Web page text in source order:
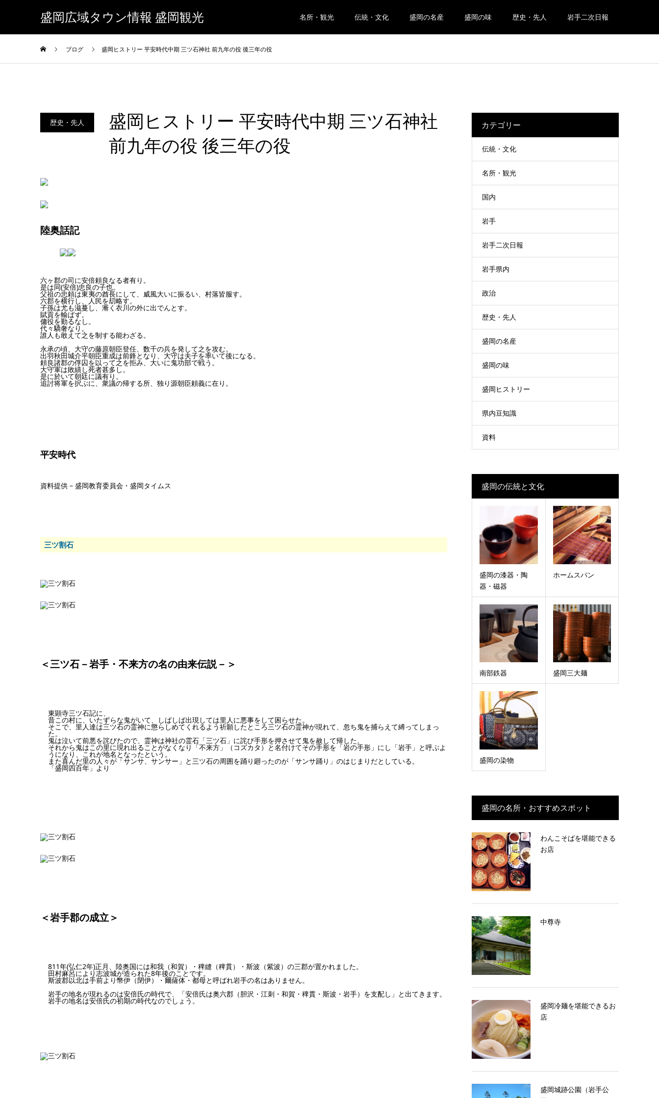
盛岡広域タウン情報 盛岡観光 名所・観光 伝統・文化 盛岡の名産 盛岡の味 歴史・先人 岩手二次日報
ブログ 盛岡ヒストリー 平安時代中期 三ツ石神社 前九年の役 後三年の役
歴史・先人
盛岡ヒストリー 平安時代中期 三ツ石神社
前九年の役 後三年の役
陸奥話記
六ヶ郡の司に安倍頼良なる者有り。
是は同(安倍)忠良の子也。
父祖の忠頼は東夷の酋長にして、威風大いに振るい、村落皆服す。
六郡を横行し、人民を刧略す。
子孫は尤も滋蔓し、漸く衣川の外に出でんとす。
賦貢を輸ばず。
傭役を勤るなし。
代々驕奢なり。
誰人も敢えて之を制する能わざる。
永承の頃、大守の藤原朝臣登任、数千の兵を発して之を攻む。
出羽秋田城介平朝臣重成は前鋒となり、大守は夫子を率いて後になる。
頼良諸郡の俘囚を以って之を拒み、大いに鬼功部で戦う。
大守軍は敗績し死者甚多し。
是に於いて朝廷に議有り。
追討将軍を択ぶに、衆議の帰する所、独り源朝臣頼義に在り。
平安時代
資料提供 – 盛岡教育委員会・盛岡タイムス
三ツ割石
＜三ツ石－岩手・不来方の名の由来伝説－＞
東顕寺三ツ石記に、
昔この村に、いたずらな鬼がいて、しばしば出現しては里人に悪事をして困らせた。
そこで、里人達は三ツ石の霊神に懲らしめてくれるよう祈願したところ三ツ石の霊神が現れて、忽ち鬼を捕らえて縛ってしまっ
た。
鬼は泣いて前悪を詫びたので、霊神は神社の霊石「三ツ石」に詫び手形を押させて鬼を赦して帰した。
それから鬼はこの里に現れ出ることがなくなり「不来方」（コズカタ）と名付けてその手形を「岩の手形」にし「岩手」と呼ぶよ
うになり、これが地名となったという。
また喜んだ里の人々が「サンサ、サンサー」と三ツ石の周囲を踊り廻ったのが「サンサ踊り」のはじまりだとしている。
「盛岡四百年」より
＜岩手郡の成立＞
811年(弘仁2年)正月、陸奥国には和我（和賀）・稗縫（稗貫）・斯波（紫波）の三郡が置かれました。
田村麻呂により志波城が造られた8年後のことです。
斯波郡以北は手前より幣伊（閉伊）・爾薩体・都母と呼ばれ岩手の名はありません。
岩手の地名が現れるのは安倍氏の時代で、「安倍氏は奥六郡（胆沢・江刺・和賀・稗貫・斯波・岩手）を支配し」と出てきます。
岩手の地名は安倍氏の初期の時代なのでしょう。
カテゴリー
伝統・文化
名所・観光
国内
岩手
岩手二次日報
岩手県内
政治
歴史・先人
盛岡の名産
盛岡の味
盛岡ヒストリー
県内豆知識
資料
盛岡の伝統と文化
盛岡の漆器・陶
器・磁器
ホームスパン
南部鉄器 盛岡三大麺
盛岡の染物
盛岡の名所・おすすめスポット
わんこそばを堪能できる
お店
中尊寺
盛岡冷麺を堪能できるお
店
盛岡城跡公園（岩手公